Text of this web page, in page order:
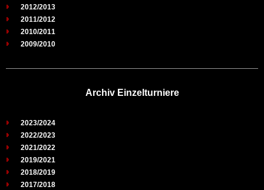
2012/2013
2011/2012
2010/2011
2009/2010
Archiv Einzelturniere
2023/2024
2022/2023
2021/2022
2019/2021
2018/2019
2017/2018